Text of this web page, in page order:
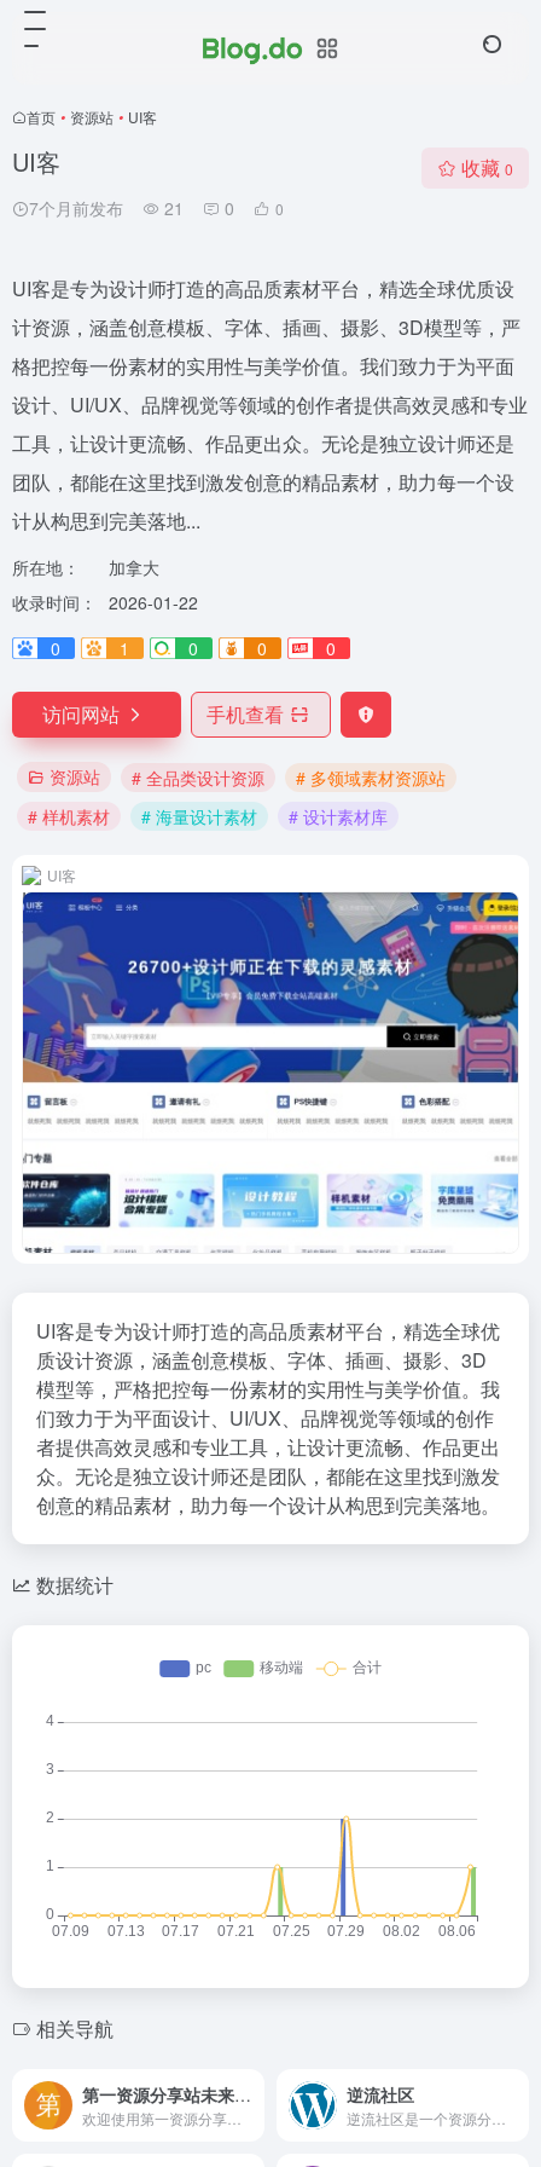
首页 • 资源站 • UI客
UI客
7个月前发布 21 0 0
收藏 0
UI客是专为设计师打造的高品质素材平台，精选全球优质设
计资源，涵盖创意模板、字体、插画、摄影、3D模型等，严
格把控每一份素材的实用性与美学价值。我们致力于为平面
设计、UI/UX、品牌视觉等领域的创作者提供高效灵感和专业
工具，让设计更流畅、作品更出众。无论是独立设计师还是
团队，都能在这里找到激发创意的精品素材，助力每一个设
计从构思到完美落地...
所在地：
加拿大
收录时间：
2026-01-22
0
1 0 0 0
访问网站 手机查看
资源站 # 全品类设计资源
# 多领域素材资源站
# 样机素材
# 海量设计素材 # 设计素材库
UI客
UI客是专为设计师打造的高品质素材平台，精选全球优
质设计资源，涵盖创意模板、字体、插画、摄影、3D
模型等，严格把控每一份素材的实用性与美学价值。我
们致力于为平面设计、UI/UX、品牌视觉等领域的创作
者提供高效灵感和专业工具，让设计更流畅、作品更出
众。无论是独立设计师还是团队，都能在这里找到激发
创意的精品素材，助力每一个设计从构思到完美落地。
数据统计
相关导航
第一资源分享站未来科技资源库，探索无限可能 逆流社区